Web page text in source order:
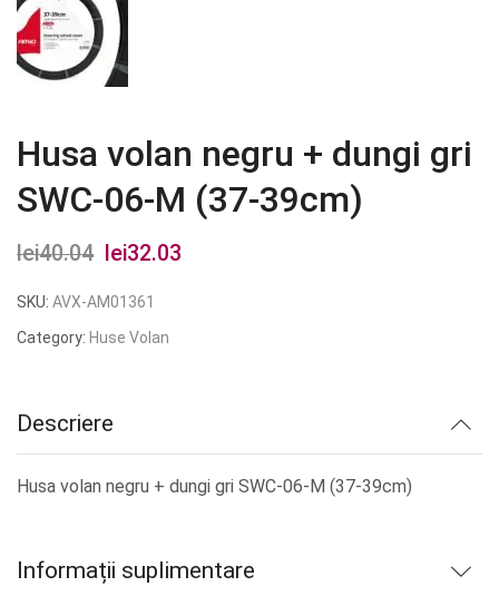
Husa volan negru + dungi gri
SWC-06-M (37-39cm)
lei40.04
Prețul
inițial
a
lei32.03
SKU: AVX-AM01361
Category: Huse Volan
Descriere
Husa volan negru + dungi gri SWC-06-M (37-39cm)
Informații suplimentare